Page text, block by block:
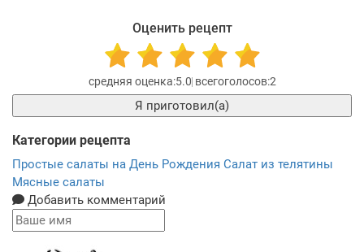
Оценить рецепт
5.0 2
Я приготовил(а)
Категории рецепта
Простые салаты на День Рождения Салат из телятины
Мясные салаты
Добавить комментарий